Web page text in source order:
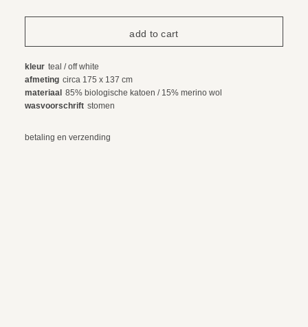
kleur teal / off white
afmeting circa 175 x 137 cm
materiaal 85% biologische katoen / 15% merino wol
wasvoorschrift stomen
betaling en verzending